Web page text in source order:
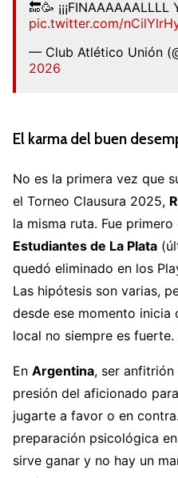
🔚🥳
pic.twitter.com/
— Club Atlético Unión
2026
El karma del buen
No es la primera vez que
el Torneo Clausura 2025,
la misma ruta. Fue
Estudiantes de La Plata
quedó eliminado en los
Las hipótesis son varias,
desde ese momento
local no siempre es fuerte.
En Argentina, ser
presión del aficionado
jugarte a favor o en
preparación psicológica
sirve ganar y no hay un